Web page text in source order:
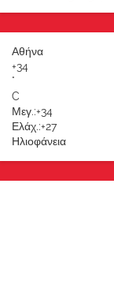
Αθήνα
+34
°
C
Μεγ.:+34
Ελάχ.:+27
Ηλιοφάνεια